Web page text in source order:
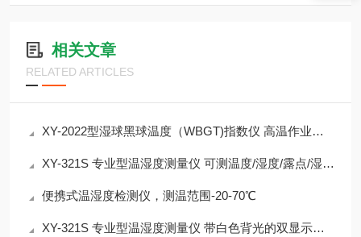
相关文章
RELATED ARTICLES
XY-2022型湿球黑球温度（WBGT)指数仪 高温作业环境检测
XY-321S 专业型温湿度测量仪 可测温度/湿度/露点/湿球温度
便携式温湿度检测仪，测温范围-20-70℃
XY-321S 专业型温湿度测量仪 带白色背光的双显示液晶屏